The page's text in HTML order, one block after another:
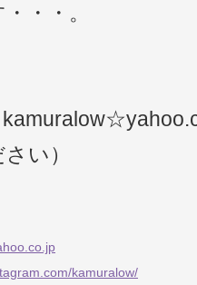
・・。
い）
kamuralow/